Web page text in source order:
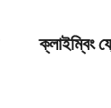
ক্লাইম্বিং